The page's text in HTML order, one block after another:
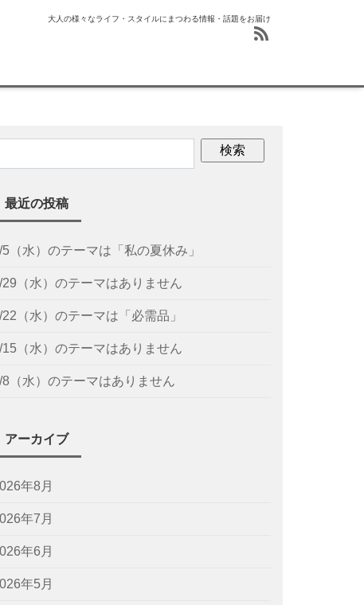
大人の様々なライフ・スタイルにまつわる情報・話題をお届け
最近の投稿
5（水）のテーマは「私の夏休み」
29（水）のテーマはありません
22（水）のテーマは「必需品」
15（水）のテーマはありません
8（水）のテーマはありません
アーカイブ
年8月
年7月
年6月
年5月